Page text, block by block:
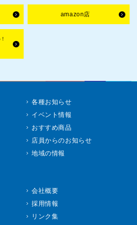
amazon店
各種お知らせ
イベント情報
おすすめ商品
店員からのお知らせ
地域の情報
会社概要
採用情報
リンク集